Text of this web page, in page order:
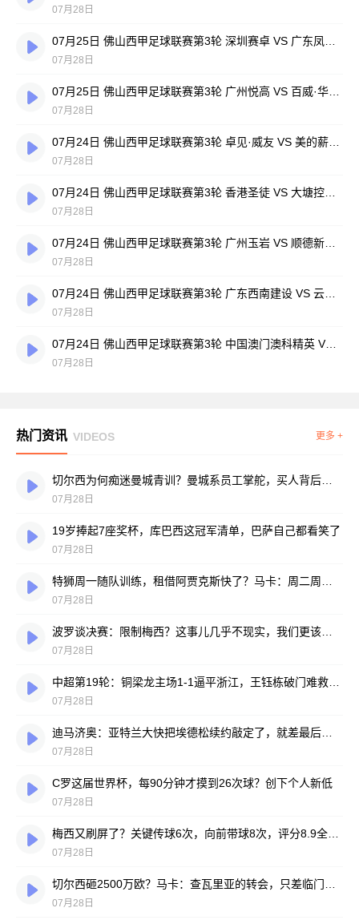
07月28日
07月28日
07月28日
07月28日
07月28日
07月28日
07月28日
07月24日 佛山西甲足球联赛第3轮 中国澳门澳科精英 VS 藝品高國際 全场录像
07月28日
热门资讯 VIDEOS 更多 +
07月28日
19岁捧起7座奖杯，库巴西这冠军清单，巴萨自己都看笑了
07月28日
07月28日
07月28日
07月28日
07月28日
C罗这届世界杯，每90分钟才摸到26次球？创下个人新低
07月28日
07月28日
07月28日